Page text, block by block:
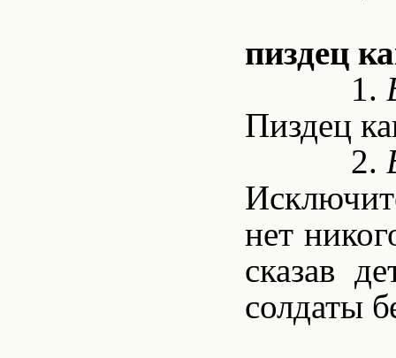
пиздец
1.
Пиздец
2.
нет
сказав
солдаты